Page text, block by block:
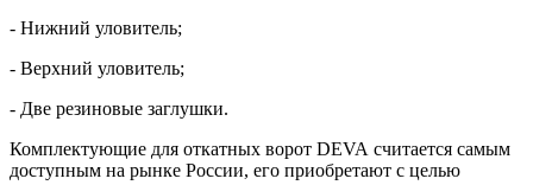
- Нижний уловитель;
- Верхний уловитель;
- Две резиновые заглушки.
Комплектующие для откатных ворот DEVA считается самым
доступным на рынке России, его приобретают с целью